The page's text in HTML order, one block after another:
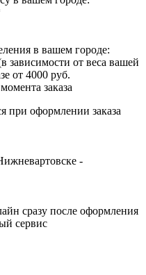
в вашем городе:
зависимости от веса вашей
от 4000 руб.
заказа
при оформлении заказа
-
сразу после оформления
сервис